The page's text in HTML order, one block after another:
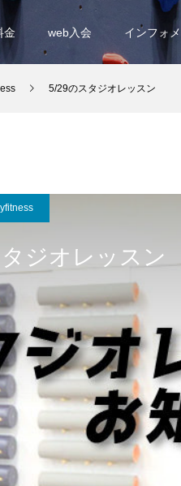
金 web入会 インフォ
5/29のスタジオレッスン
ジオレッスン